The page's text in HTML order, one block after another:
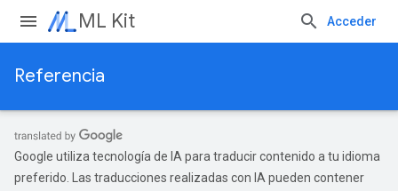
ML Kit Acceder
Referencia
Google utiliza tecnología de IA para traducir contenido a tu idioma
preferido. Las traducciones realizadas con IA pueden contener